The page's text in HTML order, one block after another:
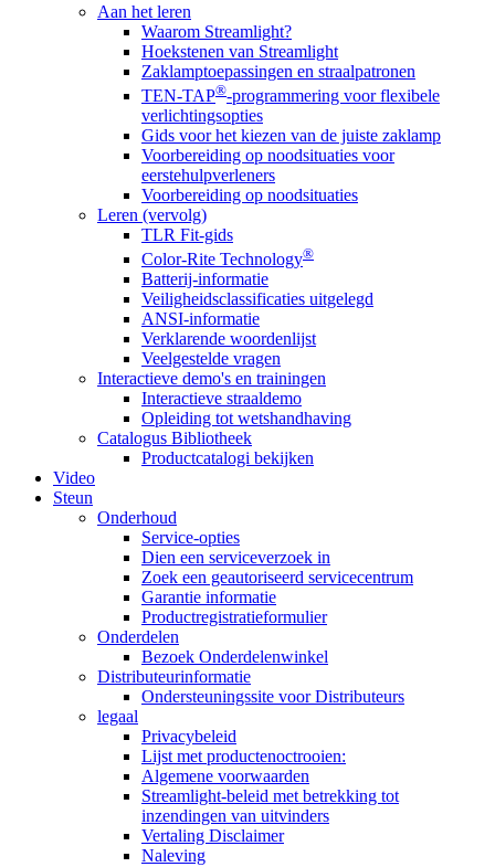
Aan het leren
Waarom Streamlight?
Hoekstenen van Streamlight
Zaklamptoepassingen en straalpatronen
TEN-TAP®-programmering voor flexibele
verlichtingsopties
Gids voor het kiezen van de juiste zaklamp
Voorbereiding op noodsituaties voor
eerstehulpverleners
Voorbereiding op noodsituaties
Leren (vervolg)
TLR Fit-gids
Color-Rite Technology®
Batterij-informatie
Veiligheidsclassificaties uitgelegd
ANSI-informatie
Verklarende woordenlijst
Veelgestelde vragen
Interactieve demo's en trainingen
Interactieve straaldemo
Opleiding tot wetshandhaving
Catalogus Bibliotheek
Productcatalogi bekijken
Video
Steun
Onderhoud
Service-opties
Dien een serviceverzoek in
Zoek een geautoriseerd servicecentrum
Garantie informatie
Productregistratieformulier
Onderdelen
Bezoek Onderdelenwinkel
Distributeurinformatie
Ondersteuningssite voor Distributeurs
legaal
Privacybeleid
Lijst met productenoctrooien:
Algemene voorwaarden
Streamlight-beleid met betrekking tot
inzendingen van uitvinders
Vertaling Disclaimer
Naleving